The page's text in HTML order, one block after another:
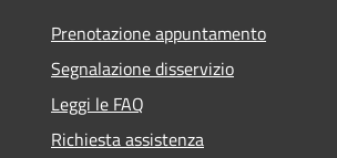
Prenotazione appuntamento
Segnalazione disservizio
Leggi le FAQ
Richiesta assistenza